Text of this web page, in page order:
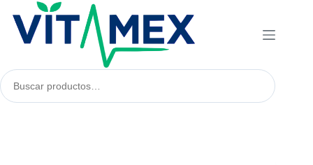
contenido
Buscar
productos: